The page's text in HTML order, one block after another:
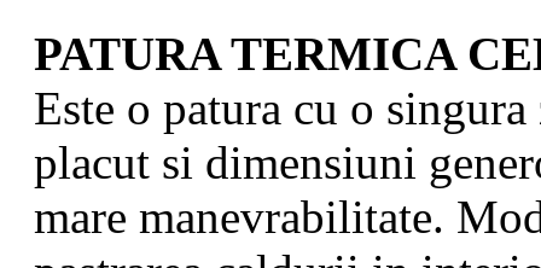
PATURA TERMICA
Este o patura cu o
placut si dimensiuni
mare manevrabilitate.